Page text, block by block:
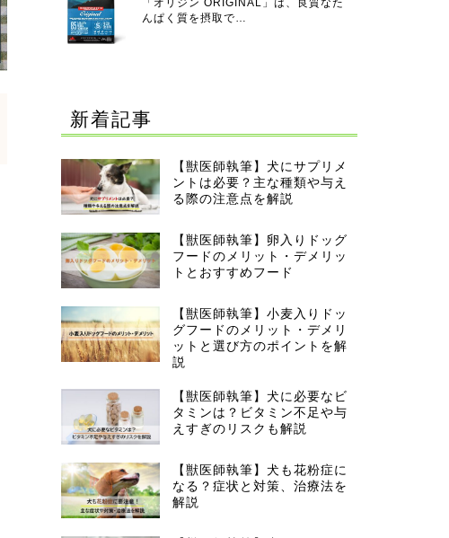
「オリジン ORIGINAL」は、良質なた
んぱく質を摂取で…
新着記事
【獣医師執筆】犬にサプリメ
ントは必要？主な種類や与え
る際の注意点を解説
【獣医師執筆】卵入りドッグ
フードのメリット・デメリッ
トとおすすめフード
【獣医師執筆】小麦入りドッ
グフードのメリット・デメリ
ットと選び方のポイントを解
説
【獣医師執筆】犬に必要なビ
タミンは？ビタミン不足や与
えすぎのリスクも解説
【獣医師執筆】犬も花粉症に
なる？症状と対策、治療法を
解説